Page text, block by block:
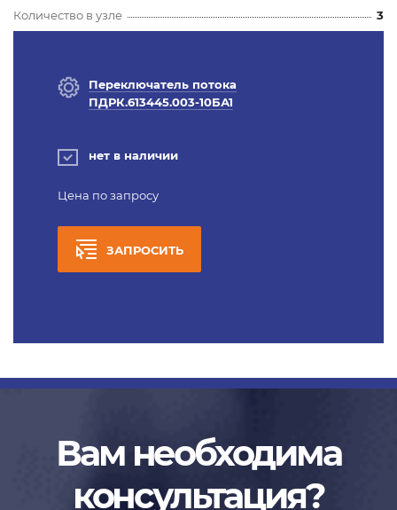
Количество в узле
3
Переключатель потока
ПДРК.613445.003-10БА1
нет в наличии
Цена по запросу
ЗАПРОСИТЬ
Вам необходима
консультация?